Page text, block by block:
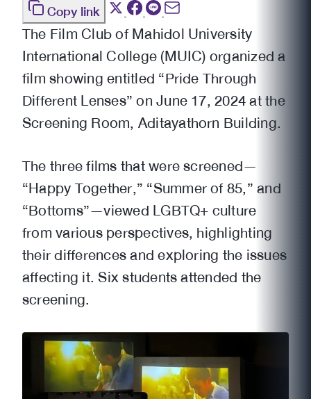
Copy link
The Film Club of Mahidol University
International College (MUIC) organized a
film showing entitled “Pride Through
Different Lenses” on June 17, 2024 at the
Screening Room, Aditayathorn Building.
The three films that were screened—
“Happy Together,” “Summer of 85,” and
“Bottoms”—viewed LGBTQ+ culture
from various perspectives, highlighting
their differences and exploring the issues
affecting it. Six students attended the
screening.